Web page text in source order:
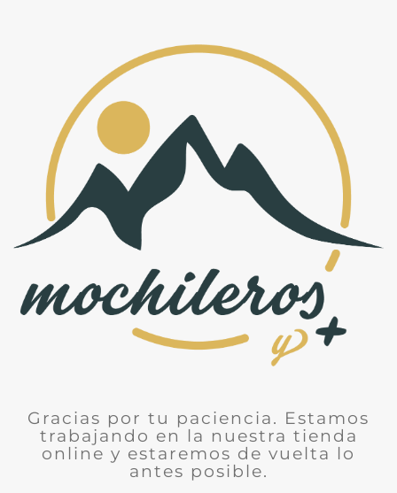
Gracias por tu paciencia. Estamos
trabajando en la nuestra tienda
online y estaremos de vuelta lo
antes posible.